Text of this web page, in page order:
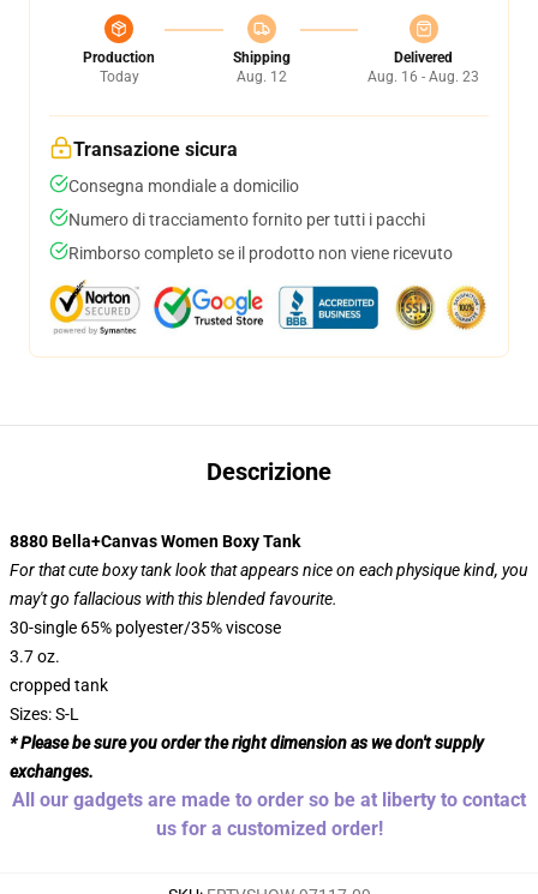
Production
Today
Shipping
Aug. 12
Delivered
Aug. 16 - Aug. 23
Transazione sicura
Consegna mondiale a domicilio
Numero di tracciamento fornito per tutti i pacchi
Rimborso completo se il prodotto non viene ricevuto
Descrizione
8880 Bella+Canvas Women Boxy Tank
For that cute boxy tank look that appears nice on each physique kind, you
may't go fallacious with this blended favourite.
30-single 65% polyester/35% viscose
3.7 oz.
cropped tank
Sizes: S-L
* Please be sure you order the right dimension as we don't supply
exchanges.
All our gadgets are made to order so be at liberty to contact
us for a customized order!